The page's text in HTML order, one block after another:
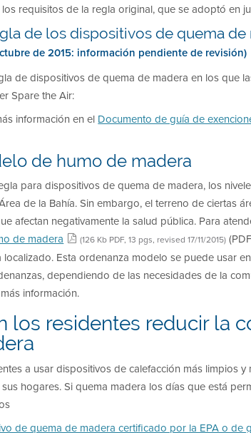
requisitos de la regla original, que se adoptó en
de los dispositivos de quema de
de 2015: información pendiente de revisión)
de dispositivos de quema de madera en los que
Spare the Air:
información en el Documento de guía de
de humo de madera
para dispositivos de quema de madera, los
de la Bahía. Sin embargo, el terreno de ciertas
afectan negativamente la salud pública. Para
de madera
(126 Kb PDF, 13 pgs, revised 17/11/2015)
Esta ordenanza modelo se puede usar
dependiendo de las necesidades de la
información.
los residentes reducir la
a usar dispositivos de calefacción más limpios
hogares. Si quema madera los días que está
de quema de madera certificado por la EPA o de